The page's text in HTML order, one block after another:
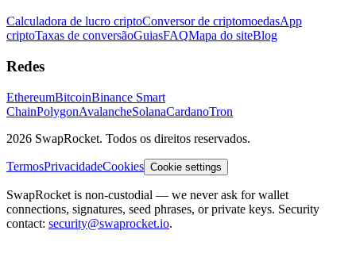
Calculadora de lucro criptoConversor de criptomoedasApp
criptoTaxas de conversãoGuiasFAQMapa do siteBlog
Redes
EthereumBitcoinBinance Smart
ChainPolygonAvalancheSolanaCardanoTron
2026 SwapRocket. Todos os direitos reservados.
TermosPrivacidadeCookies Cookie settings
SwapRocket is non-custodial — we never ask for wallet
connections, signatures, seed phrases, or private keys. Security
contact: security@swaprocket.io.